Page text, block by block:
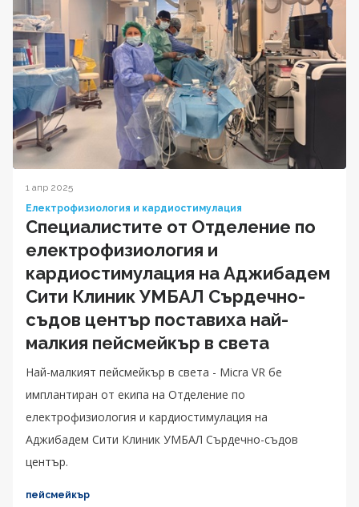
1 апр 2025
Електрофизиология и кардиостимулация
Специалистите от Отделение по
електрофизиология и
кардиостимулация на Аджибадем
Сити Клиник УМБАЛ Сърдечно-
съдов център поставиха най-
малкия пейсмейкър в света
Най-малкият пейсмейкър в света - Micra VR бе
имплантиран от екипа на Отделение по
електрофизиология и кардиостимулация на
Аджибадем Сити Клиник УМБАЛ Сърдечно-съдов
център.
пейсмейкър